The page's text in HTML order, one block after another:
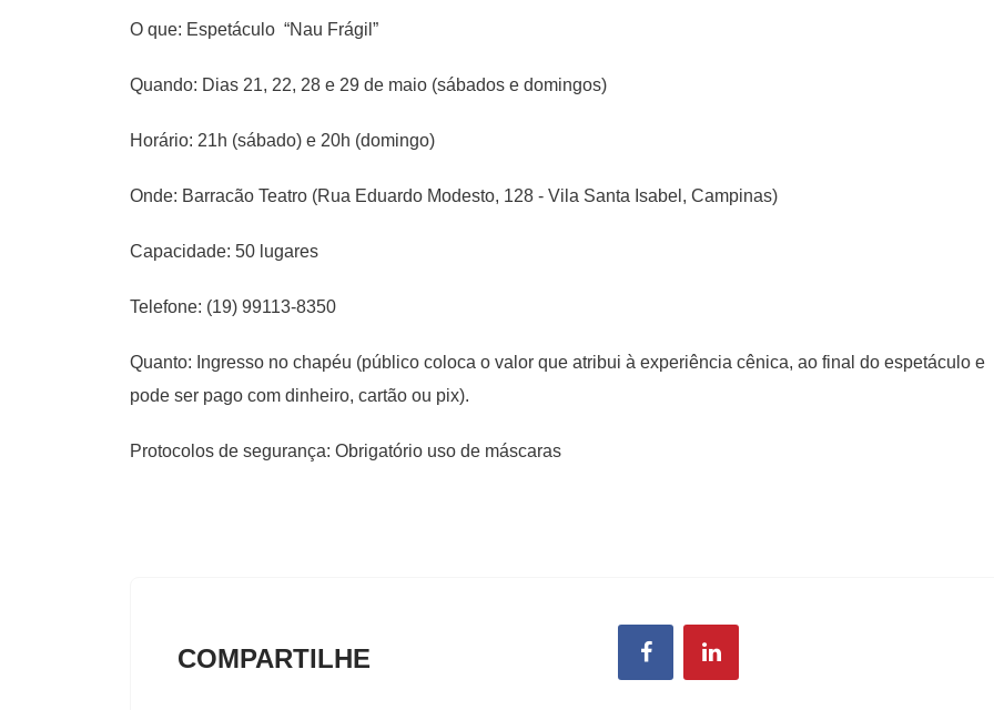
O que: Espetáculo “Nau Frágil”
Quando: Dias 21, 22, 28 e 29 de maio (sábados e domingos)
Horário: 21h (sábado) e 20h (domingo)
Onde: Barracão Teatro (Rua Eduardo Modesto, 128 - Vila Santa Isabel, Campinas)
Capacidade: 50 lugares
Telefone: (19) 99113-8350
Quanto: Ingresso no chapéu (público coloca o valor que atribui à experiência cênica, ao final do espetáculo e
pode ser pago com dinheiro, cartão ou pix).
Protocolos de segurança: Obrigatório uso de máscaras
COMPARTILHE